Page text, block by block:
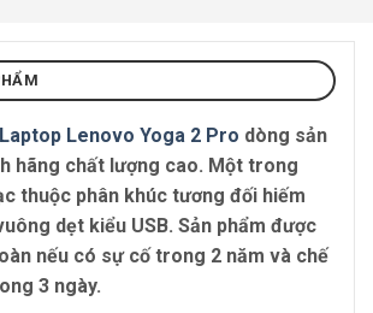
Lenovo Yoga 2 Pro dòng sản
hãng chất lượng cao. Một trong
thuộc phân khúc tương đối hiếm
dẹt kiểu USB. Sản phẩm được
nếu có sự cố trong 2 năm và chế
3 ngày.